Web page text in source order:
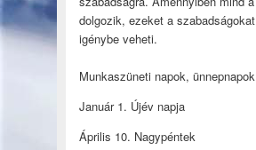
dolgozik, ezeket a
igénybe veheti.
Munkaszüneti napok, ünnepnapok
Január 1. Újév napja
Április 10. Nagypéntek